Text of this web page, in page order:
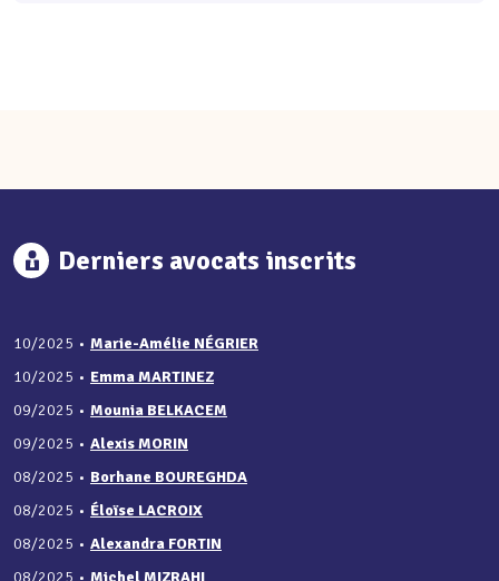
Derniers avocats inscrits
10/2025 • Marie-Amélie NÉGRIER
10/2025 • Emma MARTINEZ
09/2025 • Mounia BELKACEM
09/2025 • Alexis MORIN
08/2025 • Borhane BOUREGHDA
08/2025 • Éloïse LACROIX
08/2025 • Alexandra FORTIN
08/2025 • Michel MIZRAHI